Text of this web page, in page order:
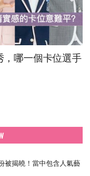
，哪一個卡位選手
被揭曉！當中包含人氣藝